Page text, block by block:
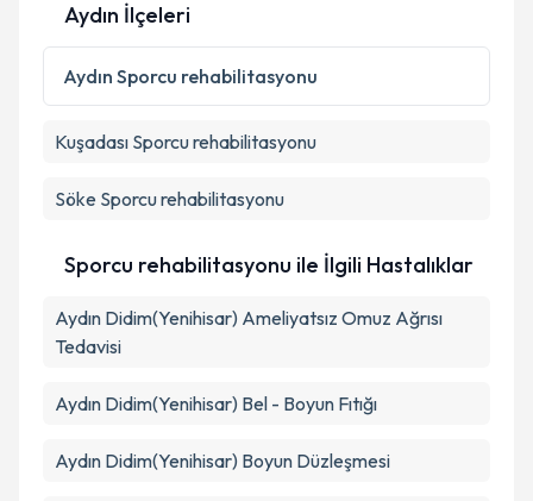
Aydın İlçeleri
Aydın Sporcu rehabilitasyonu
Kuşadası Sporcu rehabilitasyonu
Söke Sporcu rehabilitasyonu
Sporcu rehabilitasyonu ile İlgili Hastalıklar
Aydın Didim(Yenihisar) Ameliyatsız Omuz Ağrısı
Tedavisi
Aydın Didim(Yenihisar) Bel - Boyun Fıtığı
Aydın Didim(Yenihisar) Boyun Düzleşmesi